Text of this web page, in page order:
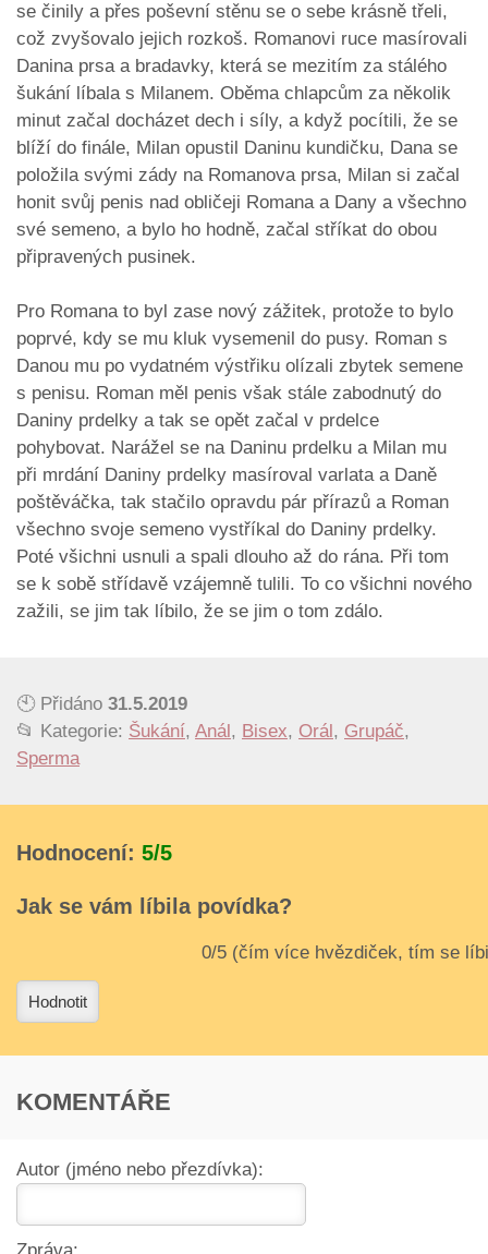
se činily a přes poševní stěnu se o sebe krásně třeli,
což zvyšovalo jejich rozkoš. Romanovi ruce masírovali
Danina prsa a bradavky, která se mezitím za stálého
šukání líbala s Milanem. Oběma chlapcům za několik
minut začal docházet dech i síly, a když pocítili, že se
blíží do finále, Milan opustil Daninu kundičku, Dana se
položila svými zády na Romanova prsa, Milan si začal
honit svůj penis nad obličeji Romana a Dany a všechno
své semeno, a bylo ho hodně, začal stříkat do obou
připravených pusinek.
Pro Romana to byl zase nový zážitek, protože to bylo
poprvé, kdy se mu kluk vysemenil do pusy. Roman s
Danou mu po vydatném výstřiku olízali zbytek semene
s penisu. Roman měl penis však stále zabodnutý do
Daniny prdelky a tak se opět začal v prdelce
pohybovat. Narážel se na Daninu prdelku a Milan mu
při mrdání Daniny prdelky masíroval varlata a Daně
poštěváčka, tak stačilo opravdu pár přírazů a Roman
všechno svoje semeno vystříkal do Daniny prdelky.
Poté všichni usnuli a spali dlouho až do rána. Při tom
se k sobě střídavě vzájemně tulili. To co všichni nového
zažili, se jim tak líbilo, že se jim o tom zdálo.
🕙 Přidáno 31.5.2019
📂 Kategorie: Šukání, Anál , Bisex, Orál , Grupáč,
Sperma
Hodnocení: 5/5
Jak se vám líbila povídka?
Hodnotit
KOMENTÁŘE
Autor (jméno nebo přezdívka):